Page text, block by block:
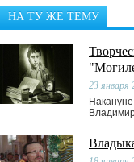
НА ТУ ЖЕ ТЕМУ
23 января